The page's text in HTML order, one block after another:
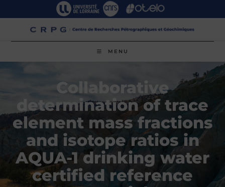
MENU
Collaborative
determination of trace
element mass fractions
and isotope ratios in
AQUA-1 drinking water
certified reference